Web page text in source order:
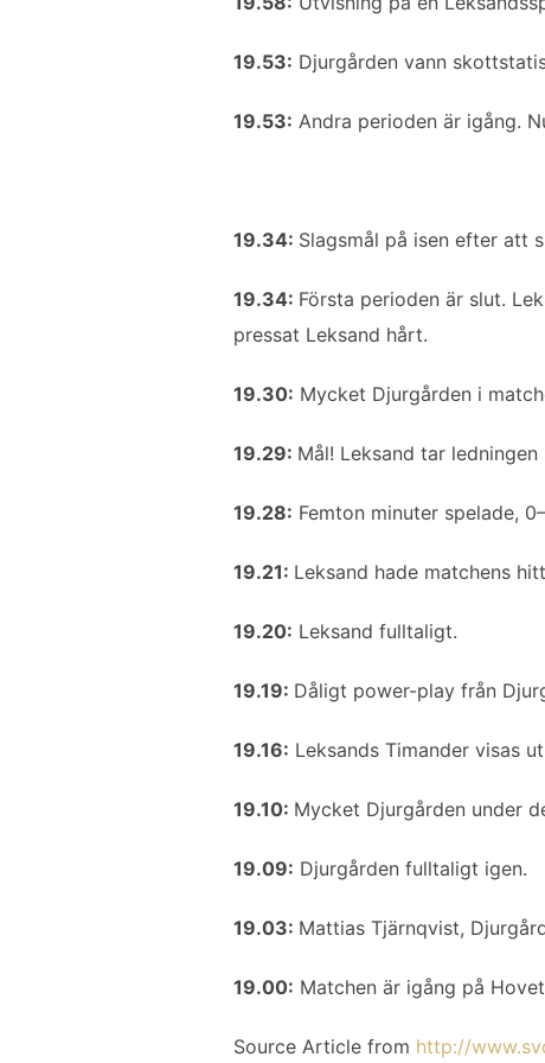
o
r
I
19.53: Djurgården vann
19.53: Andra perioden är igång.
19.34: Slagsmål på isen efter att
19.34: Första perioden är slut.
pressat Leksand hårt.
19.30: Mycket Djurgården i
19.29: Mål! Leksand tar
19.28: Femton minuter spelade,
19.21: Leksand hade matchens
19.20: Leksand fulltaligt.
19.19: Dåligt power-play från
19.16: Leksands Timander visas
19.10: Mycket Djurgården under
19.09: Djurgården fulltaligt igen.
19.03: Mattias Tjärnqvist,
19.00: Matchen är igång på
Source Article from http://